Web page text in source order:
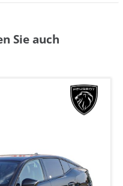
Sie auch